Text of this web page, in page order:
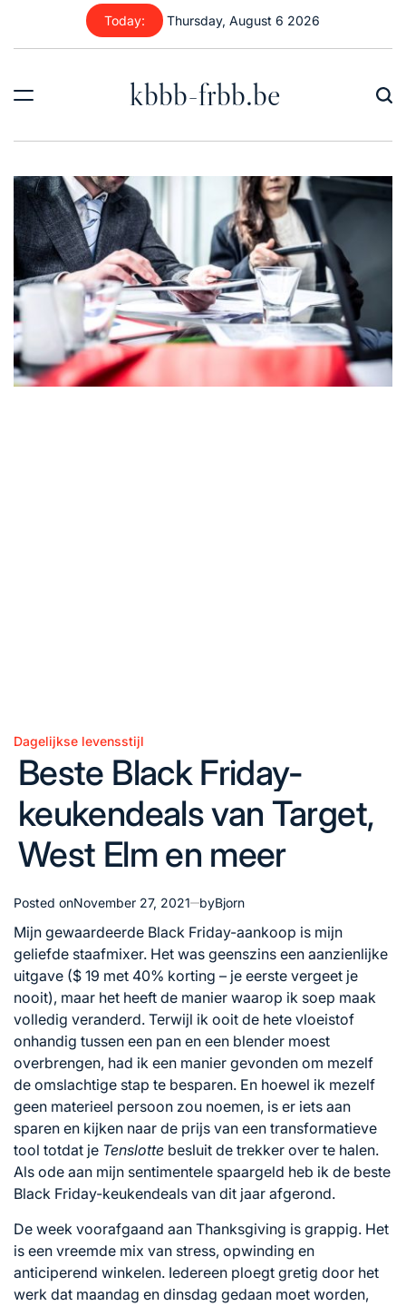
content
Today: Thursday, August 6 2026
kbbb-frbb.be
Posted
Dagelijkse levensstijl
Beste Black Friday-
keukendeals van Target,
West Elm en meer
Posted onNovember 27, 2021 byBjorn
Mijn gewaardeerde Black Friday-aankoop is mijn
geliefde staafmixer. Het was geenszins een aanzienlijke
uitgave ($ 19 met 40% korting – je eerste vergeet je
nooit), maar het heeft de manier waarop ik soep maak
volledig veranderd. Terwijl ik ooit de hete vloeistof
onhandig tussen een pan en een blender moest
overbrengen, had ik een manier gevonden om mezelf
de omslachtige stap te besparen. En hoewel ik mezelf
geen materieel persoon zou noemen, is er iets aan
sparen en kijken naar de prijs van een transformatieve
tool totdat je Tenslotte besluit de trekker over te halen.
Als ode aan mijn sentimentele spaargeld heb ik de beste
Black Friday-keukendeals van dit jaar afgerond.
De week voorafgaand aan Thanksgiving is grappig. Het
is een vreemde mix van stress, opwinding en
anticiperend winkelen. Iedereen ploegt gretig door het
werk dat maandag en dinsdag gedaan moet worden,